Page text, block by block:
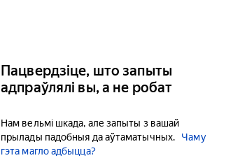
Пацвердзіце, што запыты
адпраўлялі вы, а не робат
Нам вельмі шкада, але запыты з вашай
прылады падобныя да аўтаматычных.
Чаму
гэта магло адбыцца?